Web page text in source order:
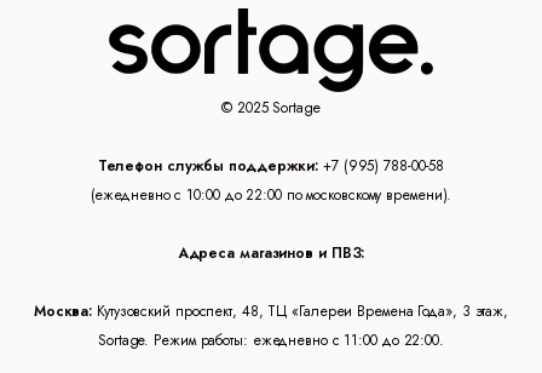
© 2025 Sortage
Телефон службы поддержки: +7 (995) 788-00-58
(ежедневно с 10:00 до 22:00 по московскому времени).
Адреса магазинов и ПВЗ:
Москва: Кутузовский проспект, 48, ТЦ «Галереи Времена Года», 3 этаж,
Sortage. Режим работы: ежедневно с 11:00 до 22:00.